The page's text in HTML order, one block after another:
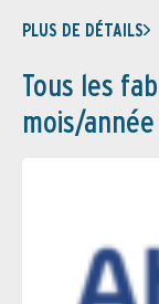
PLUS DE DÉTAILS
Tous les
mois/année